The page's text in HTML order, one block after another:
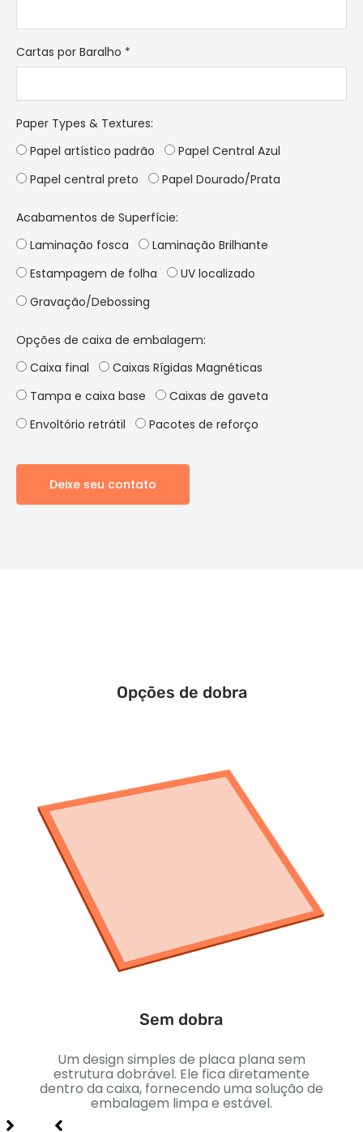
Cartas por Baralho *
Paper Types & Textures:
Papel artístico padrão
Papel Central Azul
Papel central preto
Papel Dourado/Prata
Acabamentos de Superfície:
Laminação fosca
Laminação Brilhante
Estampagem de folha
UV localizado
Gravação/Debossing
Opções de caixa de embalagem:
Caixa final
Caixas Rígidas Magnéticas
Tampa e caixa base
Caixas de gaveta
Envoltório retrátil
Pacotes de reforço
Deixe seu contato
Opções de dobra
Sem dobra
Um design simples de placa plana sem
estrutura dobrável. Ele fica diretamente
dentro da caixa, fornecendo uma solução de
embalagem limpa e estável.